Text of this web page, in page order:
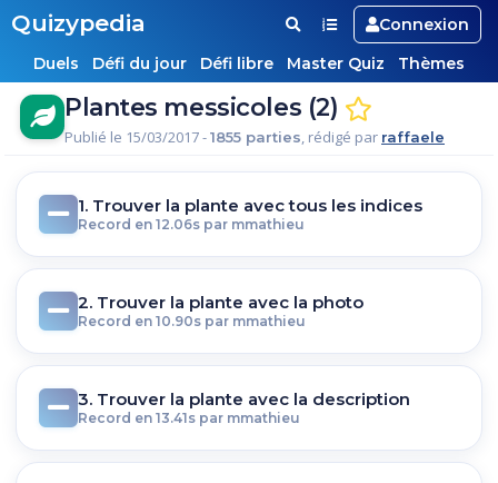
Quizypedia
Connexion
Duels
Défi du jour Défi libre Master Quiz Thèmes
Plantes messicoles (2)
Publié le 15/03/2017 -1855 parties, rédigé par raffaele
1. Trouver la plante avec tous les indices
Record en 12.06s par mmathieu
2. Trouver la plante avec la photo
Record en 10.90s par mmathieu
3. Trouver la plante avec la description
Record en 13.41s par mmathieu